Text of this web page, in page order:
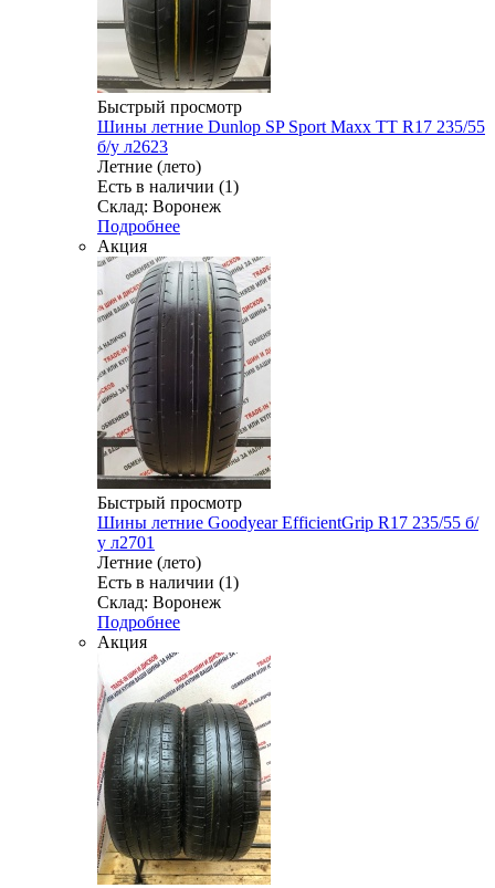
Быстрый просмотр
Шины летние Dunlop SP Sport Maxx TT R17 235/55
б/у л2623
Летние (лето)
Есть в наличии (1)
Склад: Воронеж
Подробнее
Акция
Быстрый просмотр
Шины летние Goodyear EfficientGrip R17 235/55 б/
у л2701
Летние (лето)
Есть в наличии (1)
Склад: Воронеж
Подробнее
Акция